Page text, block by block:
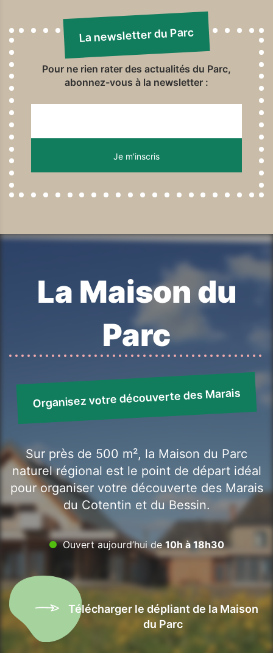
La newsletter du Parc
Pour ne rien rater des actualités du Parc,
abonnez-vous à la newsletter :
La Maison du
Parc
Organisez votre découverte des Marais
Sur près de 500 m², la Maison du Parc
naturel régional est le point de départ idéal
pour organiser votre découverte des Marais
du Cotentin et du Bessin.
Ouvert aujourd’hui de10h à 18h30
Télécharger le dépliant de la Maison
du Parc